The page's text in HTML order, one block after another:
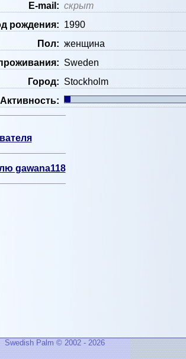
Е-mail: скрыт
рождения: 1990
Пол: женщина
Sweden
Город: Stockholm
Активность:
gawana118
Swedish Palm © 2002 - 2026